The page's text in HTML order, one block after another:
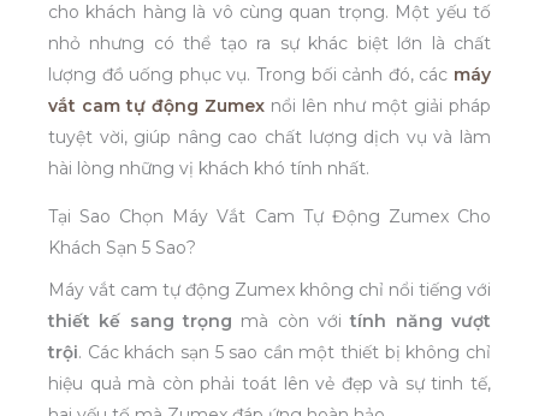
cho khách hàng là vô cùng quan trọng. Một yếu tố
nhỏ nhưng có thể tạo ra sự khác biệt lớn là chất
lượng đồ uống phục vụ. Trong bối cảnh đó, các máy
vắt cam tự động Zumex nổi lên như một giải pháp
tuyệt vời, giúp nâng cao chất lượng dịch vụ và làm
hài lòng những vị khách khó tính nhất.
Tại Sao Chọn Máy Vắt Cam Tự Động Zumex Cho
Khách Sạn 5 Sao?
Máy vắt cam tự động Zumex không chỉ nổi tiếng với
thiết kế sang trọng mà còn vớitính năng vượt
trội. Các khách sạn 5 sao cần một thiết bị không chỉ
hiệu quả mà còn phải toát lên vẻ đẹp và sự tinh tế,